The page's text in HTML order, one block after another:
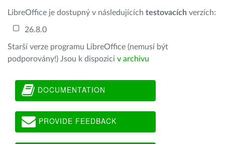
LibreOffice je dostupný v následujících testovacích verzích:
26.8.0
Starší verze programu LibreOffice (nemusí být
podporovány!) Jsou k dispozici v archivu
DOCUMENTATION
PROVIDE FEEDBACK